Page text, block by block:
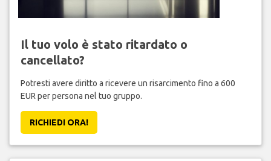
Il tuo volo è stato ritardato o
cancellato?
Potresti avere diritto a ricevere un risarcimento fino a 600
EUR per persona nel tuo gruppo.
RICHIEDI ORA!